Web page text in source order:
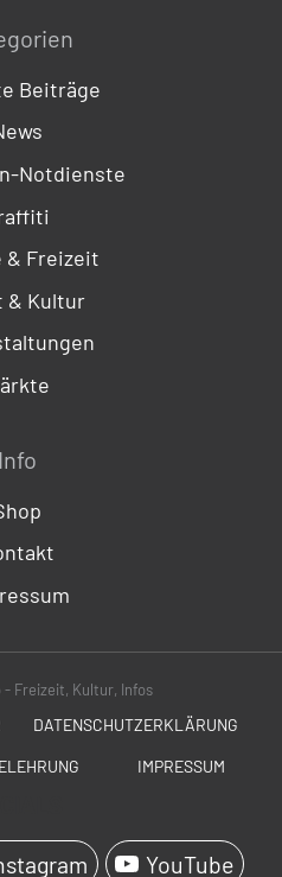
Beiträge
Notdienste
& Freizeit
& Kultur
Info
Freizeit, Kultur, Infos
DATENSCHUTZERKLÄRUNG
IMPRESSUM
YouTube